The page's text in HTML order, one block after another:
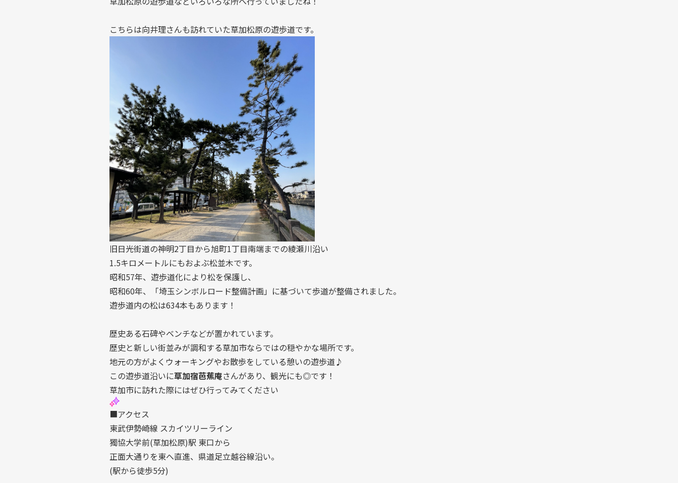
こちらは向井理さんも訪れていた草加松原の遊歩道です。
旧日光街道の神明2丁目から旭町1丁目南端までの綾瀬川沿い
1.5キロメートルにもおよぶ松並木です。
昭和57年、遊歩道化により松を保護し、
昭和60年、「埼玉シンボルロード整備計画」に基づいて歩道が整備されました。
遊歩道内の松は634本もあります！
歴史ある石碑やベンチなどが置かれています。
歴史と新しい街並みが調和する草加市ならではの穏やかな場所です。
地元の方がよくウォーキングやお散歩をしている憩いの遊歩道♪
この遊歩道沿いに草加宿芭蕉庵さんがあり、観光にも◎です！
草加市に訪れた際にはぜひ行ってみてください
■アクセス
東武伊勢崎線 スカイツリーライン
獨協大学前(草加松原)駅 東口から
正面大通りを東へ直進、県道足立越谷線沿い。
(駅から徒歩5分)